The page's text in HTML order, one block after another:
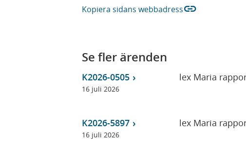
Kopiera sidans webbadresslink
Se fler ärenden
K2026-0505
16 juli 2026
lex Maria
K2026-5897
16 juli 2026
lex Maria